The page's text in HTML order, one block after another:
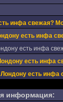
инфа свежая?
есть инфа
есть инфа
есть инфа
Лондону есть
информация: